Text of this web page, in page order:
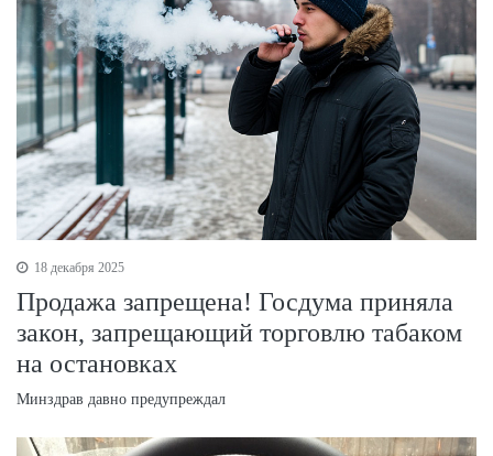
18 декабря 2025
Продажа запрещена! Госдума приняла
закон, запрещающий торговлю табаком
на остановках
Минздрав давно предупреждал